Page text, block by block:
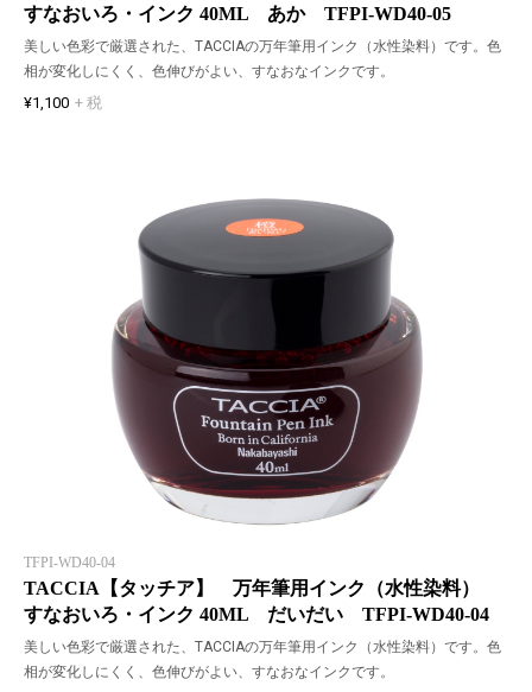
すなおいろ・インク 40ML あか TFPI-WD40-05
美しい色彩で厳選された、TACCIAの万年筆用インク（水性染料）です。色
相が変化しにくく、色伸びがよい、すなおなインクです。
¥1,100 + 税
TFPI-WD40-04
TACCIA【タッチア】 万年筆用インク（水性染料）
すなおいろ・インク 40ML だいだい TFPI-WD40-04
美しい色彩で厳選された、TACCIAの万年筆用インク（水性染料）です。色
相が変化しにくく、色伸びがよい、すなおなインクです。